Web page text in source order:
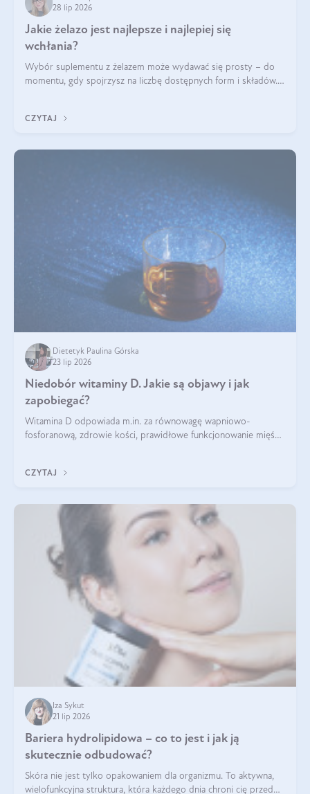
28 lip 2026
Jakie żelazo jest najlepsze i najlepiej się
wchłania?
Wybór suplementu z żelazem może wydawać się prosty – do
momentu, gdy spojrzysz na liczbę dostępnych form i składów.
zawierać suplement?
CZYTAJ
Dietetyk Paulina Górska
23 lip 2026
Niedobór witaminy D. Jakie są objawy i jak
zapobiegać?
Witamina D odpowiada m.in. za równowagę wapniowo-
fosforanową, zdrowie kości, prawidłowe funkcjonowanie mięśni
problemem.
CZYTAJ
Iza Sykut
21 lip 2026
Bariera hydrolipidowa – co to jest i jak ją
skutecznie odbudować?
Skóra nie jest tylko opakowaniem dla organizmu. To aktywna,
wielofunkcyjna struktura, która każdego dnia chroni cię przed